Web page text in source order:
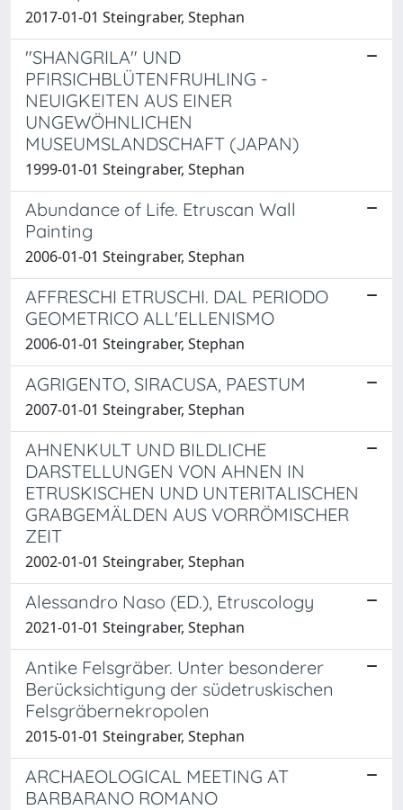
2017-01-01 Steingraber, Stephan
"SHANGRILA" UND
PFIRSICHBLÜTENFRUHLING -
NEUIGKEITEN AUS EINER
UNGEWÖHNLICHEN
MUSEUMSLANDSCHAFT (JAPAN)
1999-01-01 Steingraber, Stephan
Abundance of Life. Etruscan Wall
Painting
2006-01-01 Steingraber, Stephan
AFFRESCHI ETRUSCHI. DAL PERIODO
GEOMETRICO ALL'ELLENISMO
2006-01-01 Steingraber, Stephan
AGRIGENTO, SIRACUSA, PAESTUM
2007-01-01 Steingraber, Stephan
AHNENKULT UND BILDLICHE
DARSTELLUNGEN VON AHNEN IN
ETRUSKISCHEN UND UNTERITALISCHEN
GRABGEMÄLDEN AUS VORRÖMISCHER
ZEIT
2002-01-01 Steingraber, Stephan
Alessandro Naso (ED.), Etruscology
2021-01-01 Steingraber, Stephan
Antike Felsgräber. Unter besonderer
Berücksichtigung der südetruskischen
Felsgräbernekropolen
2015-01-01 Steingraber, Stephan
ARCHAEOLOGICAL MEETING AT
BARBARANO ROMANO